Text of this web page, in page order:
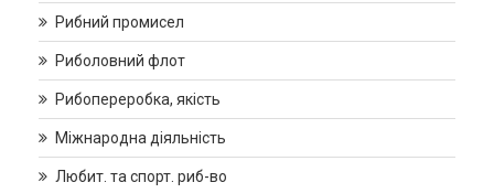
Рибний промисел
Риболовний флот
Рибопереробка, якість
Міжнародна діяльність
Любит. та спорт. риб-во